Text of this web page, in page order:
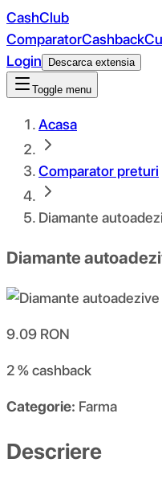
CashClub
ComparatorCashback
Login
Descarca extensia
Toggle menu
Acasa
Comparator preturi
Diamante
Diamante
9.09 RON
2 %cashback
Categorie: Farma
Descriere